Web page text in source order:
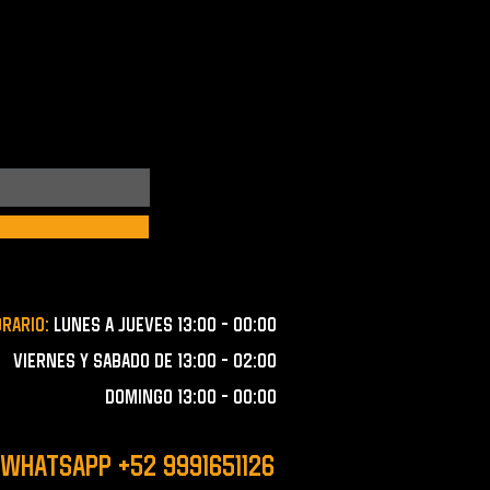
lunes a JUEVES 13:00 - 00:00
VIERNES Y SABADO de 13:00 - 02:00
domingo 13:00 - 00:00
+52 9991651126